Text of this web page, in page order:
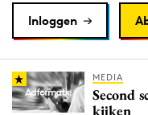
Reputatie & crisis
Inloggen
MEDIA
Second
kijken